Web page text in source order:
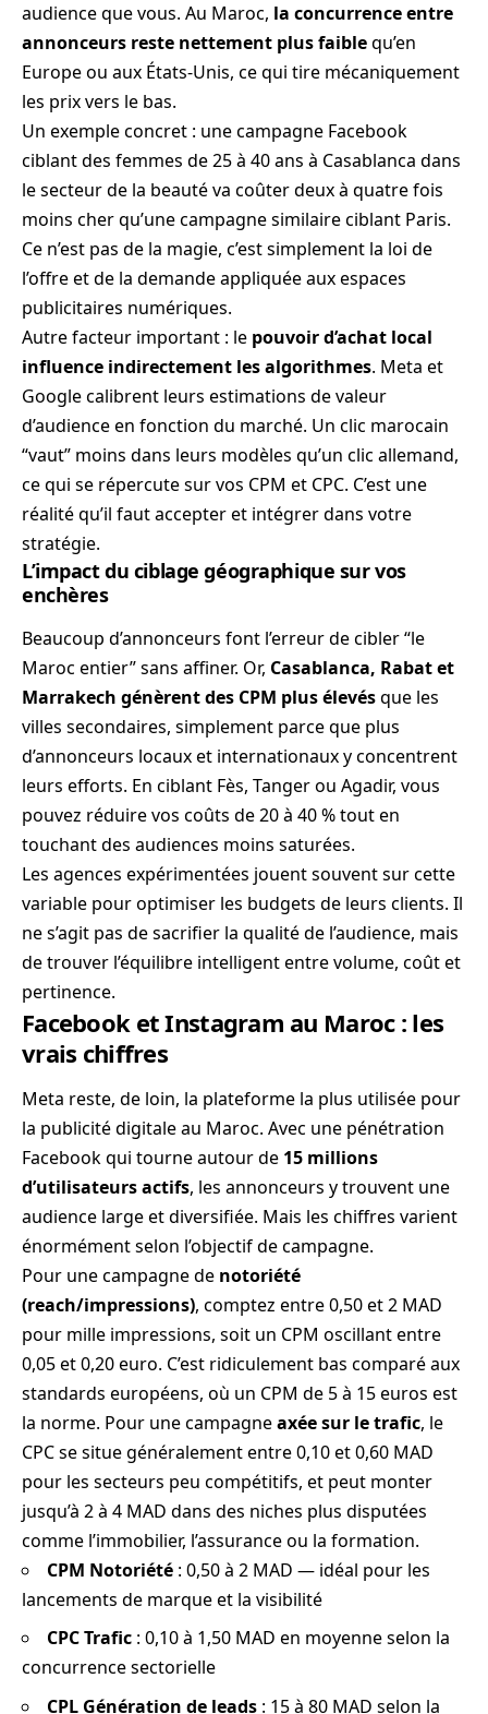
audience que vous. Au Maroc, la concurrence entre
annonceurs reste nettement plus faiblequ’en
Europe ou aux États-Unis, ce qui tire mécaniquement
les prix vers le bas.
Un exemple concret : une campagne Facebook
ciblant des femmes de 25 à 40 ans à Casablanca dans
le secteur de la beauté va coûter deux à quatre fois
moins cher qu’une campagne similaire ciblant Paris.
Ce n’est pas de la magie, c’est simplement la loi de
l’offre et de la demande appliquée aux espaces
publicitaires numériques.
Autre facteur important : le pouvoir d’achat local
influence indirectement les algorithmes. Meta et
Google calibrent leurs estimations de valeur
d’audience en fonction du marché. Un clic marocain
“vaut” moins dans leurs modèles qu’un clic allemand,
ce qui se répercute sur vos CPM et CPC. C’est une
réalité qu’il faut accepter et intégrer dans votre
stratégie.
L’impact du ciblage géographique sur vos
enchères
Beaucoup d’annonceurs font l’erreur de cibler “le
Maroc entier” sans affiner. Or, Casablanca, Rabat et
Marrakech génèrent des CPM plus élevésque les
villes secondaires, simplement parce que plus
d’annonceurs locaux et internationaux y concentrent
leurs efforts. En ciblant Fès, Tanger ou Agadir, vous
pouvez réduire vos coûts de 20 à 40 % tout en
touchant des audiences moins saturées.
Les agences expérimentées jouent souvent sur cette
variable pour optimiser les budgets de leurs clients. Il
ne s’agit pas de sacrifier la qualité de l’audience, mais
de trouver l’équilibre intelligent entre volume, coût et
pertinence.
Facebook et Instagram au Maroc : les
vrais chiffres
Meta reste, de loin, la plateforme la plus utilisée pour
la publicité digitale au Maroc. Avec une pénétration
Facebook qui tourne autour de 15 millions
d’utilisateurs actifs, les annonceurs y trouvent une
audience large et diversifiée. Mais les chiffres varient
énormément selon l’objectif de campagne.
Pour une campagne de notoriété
(reach/impressions), comptez entre 0,50 et 2 MAD
pour mille impressions, soit un CPM oscillant entre
0,05 et 0,20 euro. C’est ridiculement bas comparé aux
standards européens, où un CPM de 5 à 15 euros est
la norme. Pour une campagneaxée sur le trafic, le
CPC se situe généralement entre 0,10 et 0,60 MAD
pour les secteurs peu compétitifs, et peut monter
jusqu’à 2 à 4 MAD dans des niches plus disputées
comme l’immobilier, l’assurance ou la formation.
CPM Notoriété : 0,50 à 2 MAD — idéal pour les
lancements de marque et la visibilité
CPC Trafic : 0,10 à 1,50 MAD en moyenne selon la
concurrence sectorielle
CPL Génération de leads : 15 à 80 MAD selon la